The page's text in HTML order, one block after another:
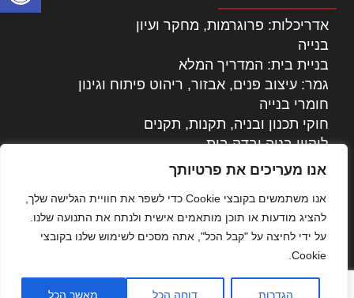
אנו מעריכים את פרטיותך
אנו משתמשים בקובצי Cookie כדי לשפר את חוויית הגלישה שלך,
להציג מודעות או תוכן מותאמים אישית ולנתח את התנועה שלנו.
על ידי לחיצה על "קבל הכל", אתה מסכים לשימוש שלנו בקובצי
Cookie.
הגדרות דוחה הכל מאשר הכל
אדריכלות: פרוגרמות, מחקר ועיון
בנייה
בניית בית: המדריך המלא
גמר: עיצוב פנים, אבזור, ריהוט פיתוח וגינון
חומרי בנייה
חוקי תכנון ובניה, תקנות, תקנים
ליקויי בניה ובדק בית
נדל"ן: זכויות, אגרות ועסקאות
עקרונות ניהול אחזקה מתקדמות
צילום אדריכלי
שיווק נדלן
שיטות בניה: מפרטים והמלצות
תוכן שיווקי